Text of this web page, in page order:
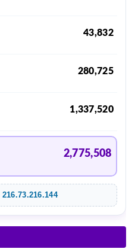
43,832
280,725
1,337,520
2,775,508
216.73.216.144